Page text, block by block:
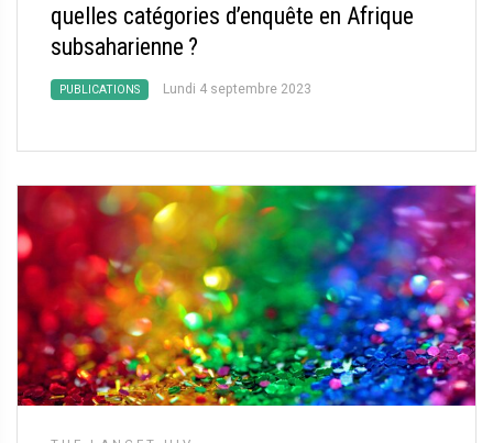
quelles catégories d’enquête en Afrique
subsaharienne ?
PUBLICATIONS Lundi 4 septembre 2023